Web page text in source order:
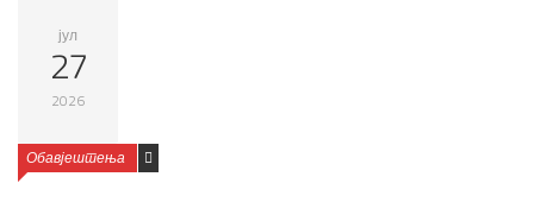
јул
27
2026
Обавјештења